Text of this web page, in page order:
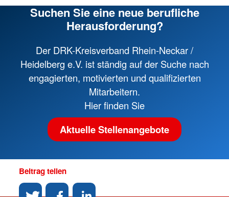
Suchen Sie eine neue berufliche
Herausforderung?
Der DRK-Kreisverband Rhein-Neckar /
Heidelberg e.V. ist ständig auf der Suche nach
engagierten, motivierten und qualifizierten
Mitarbeitern.
Hier finden Sie
Aktuelle Stellenangebote
Beitrag teilen